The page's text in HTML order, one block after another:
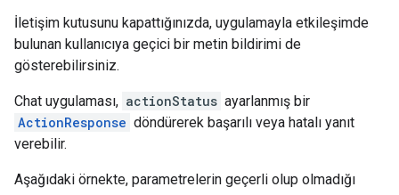
İletişim kutusunu kapattığınızda, uygulamayla etkileşimde
bulunan kullanıcıya geçici bir metin bildirimi de
gösterebilirsiniz.
Chat uygulaması, actionStatus ayarlanmış bir
ActionResponse döndürerek başarılı veya hatalı yanıt
verebilir.
Aşağıdaki örnekte, parametrelerin geçerli olup olmadığı